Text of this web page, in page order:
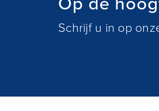
Schrijf u in op